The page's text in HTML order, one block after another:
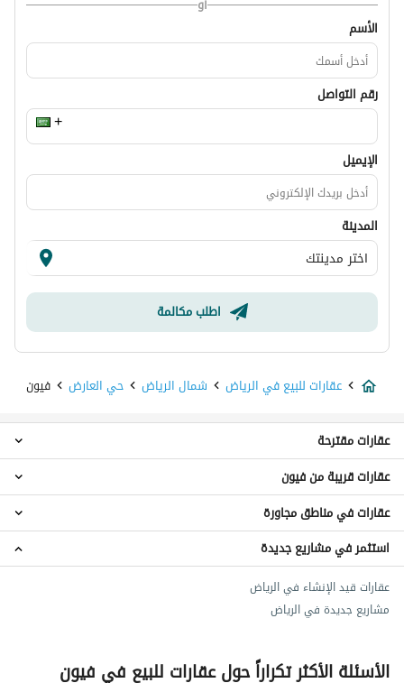
أو
الأسم
رقم التواصل
الإيميل
المدينة
اطلب مكالمة
عقارات للبيع في الرياض شمال الرياض حي العارض فيون
عقارات 4 غرف نوم للبيع في فيون
عقارات 5 غرف نوم للبيع في فيون
فلل للبيع في فيون
عقارات مقترحة
عقارات رسين خزام
عقارات رسين ريجان
عقارات تارك 116
عقارات جدايا
عقارات برج عنان فيو السكني
عقارات رويا سدرة
عقارات قريبة من فيون
عقارات حي الندى
عقارات حي الفرسان
عقارات حي الشعلة
عقارات شرق الرياض
عقارات في مناطق مجاورة
عقارات قيد الإنشاء في الرياض
مشاريع جديدة في الرياض
استثمر في مشاريع جديدة
الأسئلة الأكثر تكراراً حول عقارات للبيع في فيون